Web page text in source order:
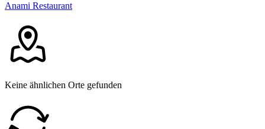
Anami Restaurant
Keine ähnlichen Orte gefunden